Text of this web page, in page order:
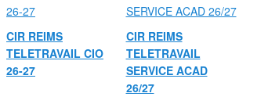
CIR REIMS
TELETRAVAIL CIO
26-27
CIR REIMS
TELETRAVAIL
SERVICE ACAD
26/27